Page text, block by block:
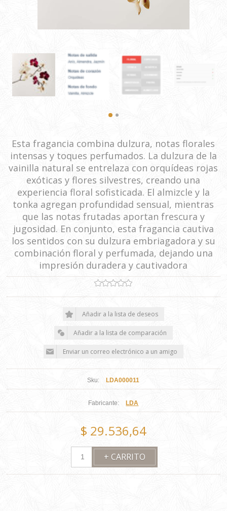
Esta fragancia combina dulzura, notas florales
intensas y toques perfumados. La dulzura de la
vainilla natural se entrelaza con orquídeas rojas
exóticas y flores silvestres, creando una
experiencia floral sofisticada. El almizcle y la
tonka agregan profundidad sensual, mientras
que las notas frutadas aportan frescura y
jugosidad. En conjunto, esta fragancia cautiva
los sentidos con su dulzura embriagadora y su
combinación floral y perfumada, dejando una
impresión duradera y cautivadora
Sku: LDA000011
Fabricante: LDA
$ 29.536,64